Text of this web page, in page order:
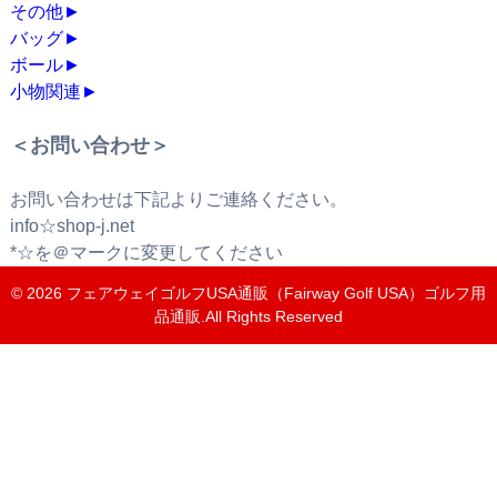
その他►
バッグ►
ボール►
小物関連 ►
＜お問い合わせ＞
お問い合わせは下記よりご連絡ください。
info☆shop-j.net
*☆を＠マークに変更してください
© 2026 フェアウェイゴルフUSA通販（Fairway Golf USA）ゴルフ用
品通販 .All Rights Reserved